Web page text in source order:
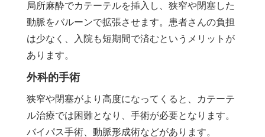
局所麻酔でカテーテルを挿入し、狭窄や閉塞した
動脈をバルーンで拡張させます。患者さんの負担
は少なく、入院も短期間で済むというメリットが
あります。
外科的手術
狭窄や閉塞がより高度になってくると、カテーテ
ル治療では困難となり、手術が必要となります。
バイパス手術、動脈形成術などがあります。